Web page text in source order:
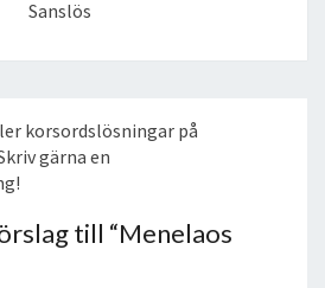
Sanslös
korsordslösningar på
gärna en
till “Menelaos